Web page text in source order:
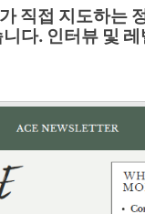
직접 지도하는
다. 인터뷰 및